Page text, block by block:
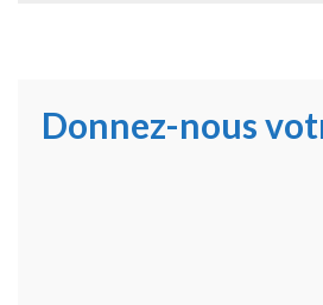
Donnez-nous